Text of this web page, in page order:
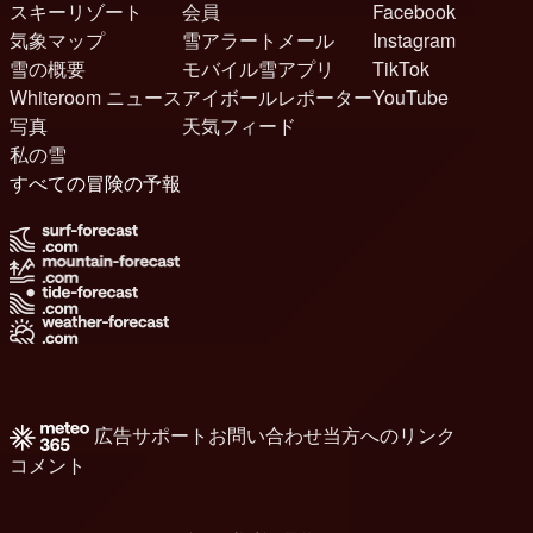
スキーリゾート
気象マップ
雪の概要
Whiteroom ニュース
写真
私の雪
会員
雪アラートメール
モバイル雪アプリ
アイボールレポーター
天気フィード
Facebook
Instagram
TikTok
YouTube
すべての冒険の予報
広告サポート お問い合わせ当方へのリンク
コメント